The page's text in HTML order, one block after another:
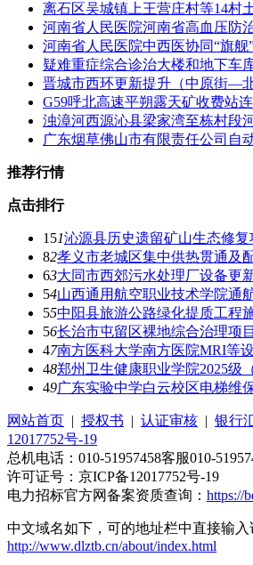
离石区吴城镇上王营庄村等14村
河南省人民医院河南省高血压防
河南省人民医院中西医协同“旗
疑难重症综合诊治大楼和地下车
晋城市西环更新提升（中原街—
G59呼北高速平朔露天矿收费站
浊漳河西源沁县梁家湾至栋村段
广东烟草佛山市有限责任公司自
推荐行情
点击排行
151沁源县历史遗留矿山生态修
82孝义市老城区集中供热贯通及
63大同市西郊污水处理厂设备更
54山西通用航空职业技术学院通
55中阳县旅游公路绿化提质工程
56长治市屯留区裸地综合治理项
47南方医科大学南方医院MRI等
48郑州卫生健康职业学院2025级
49广东实验中学白云校区电梯维
网站首页 | 授权书 | 认证审核 | 银行
12017752号-19
总机电话：010-51957458客服010-
许可证号：京ICP备12017752号-19
电力招标官方网备案资质查询： https://
中文域名如下，可的地址栏中直接输入
http://www.dlztb.cn/about/index.html